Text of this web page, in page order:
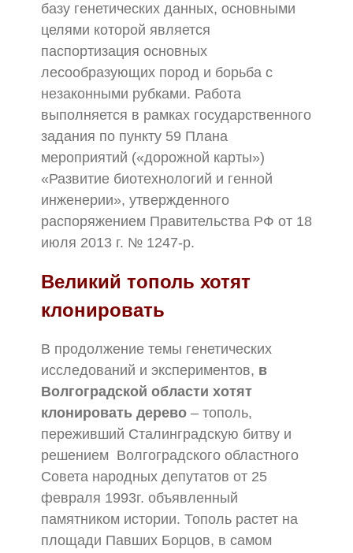
базу генетических данных, основными
целями которой является
паспортизация основных
лесообразующих пород и борьба с
незаконными рубками. Работа
выполняется в рамках государственного
задания по пункту 59 Плана
мероприятий («дорожной карты»)
«Развитие биотехнологий и генной
инженерии», утвержденного
распоряжением Правительства РФ от 18
июля 2013 г. № 1247-р.
Великий тополь хотят
клонировать
В продолжение темы генетических
исследований и экспериментов, в
Волгоградской области хотят
клонировать дерево – тополь,
переживший Сталинградскую битву и
решением Волгоградского областного
Совета народных депутатов от 25
февраля 1993г. объявленный
памятником истории. Тополь растет на
площади Павших Борцов, в самом